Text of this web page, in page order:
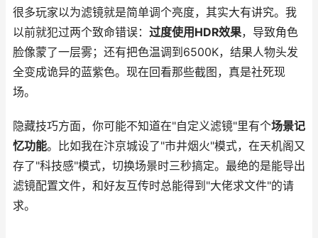
很多玩家以为滤镜就是简单调个亮度，其实大有讲究。我
以前就犯过两个致命错误： 过度使用HDR效果，导致角色
脸像蒙了一层雾；还有把色温调到6500K，结果人物头发
全变成诡异的蓝紫色。现在回看那些截图，真是社死现
场。
隐藏技巧方面，你可能不知道在"自定义滤镜"里有个场景记
忆功能。比如我在汴京城设了"市井烟火"模式，在天机阁又
存了"科技感"模式，切换场景时三秒搞定。最绝的是能导出
滤镜配置文件，和好友互传时总能得到"大佬求文件"的请
求。